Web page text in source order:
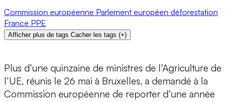
Commission européenne Parlement européen déforestation
France PPE
Afficher plus de tags Cacher les tags (+)
Plus d’une quinzaine de ministres de l’Agriculture de
l’UE, réunis le 26 mai à Bruxelles, a demandé à la
Commission européenne de reporter d’une année